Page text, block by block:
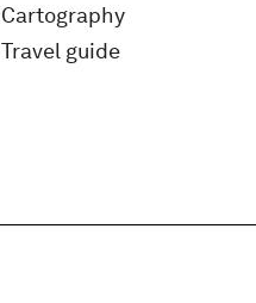
Cartography
Travel guide